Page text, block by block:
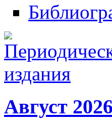
Август 2026